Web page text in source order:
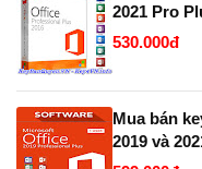
2021 Pro
Bit.
530.000đ
Mua bán
2019 và